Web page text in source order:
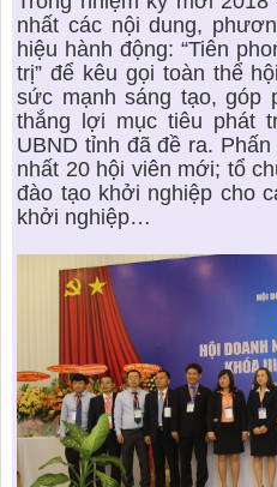
nhất các nội dung,
hiệu hành động: “Tiên
trị” để kêu gọi toàn thể
sức mạnh sáng tạo, góp
thắng lợi mục tiêu phát
UBND tỉnh đã đề ra.
nhất 20 hội viên mới; tổ
đào tạo khởi nghiệp cho
khởi nghiệp…